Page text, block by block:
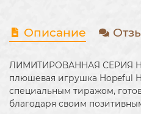
Описание
ЛИМИТИРОВАННАЯ СЕРИЯ
плюшевая игрушка Hopeful
специальным тиражом,
благодаря своим